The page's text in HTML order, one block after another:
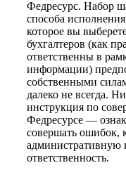
Федресурс. Набор
способа
которое вы
бухгалтеров (как
ответственны в
информации)
собственными
далеко не всегда.
инструкция по
Федресурсе —
совершать ошибок,
административную
ответственность.